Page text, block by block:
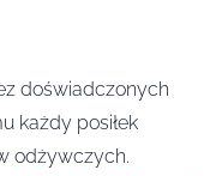
doświadczonych
każdy posiłek
odżywczych.